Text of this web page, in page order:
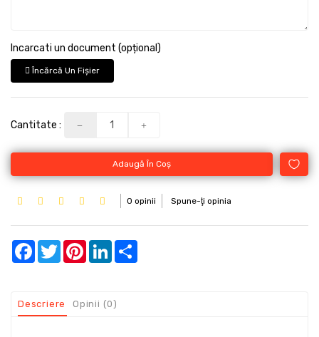
Incarcati un document (opțional)
Încărcă Un Fişier
Cantitate :
Adaugă În Coş
0 opinii Spune-ţi opinia
Facebook
TwitterPinterestLinkedIn
Descriere Opinii (0)